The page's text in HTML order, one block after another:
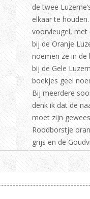
de twee
elkaar te
voorvleugel, met
bij de Oranje
noemen ze in
bij de Gele
boekjes geel
Bij meerdere
denk ik dat de
moet zijn
Roodborstje
grijs en de